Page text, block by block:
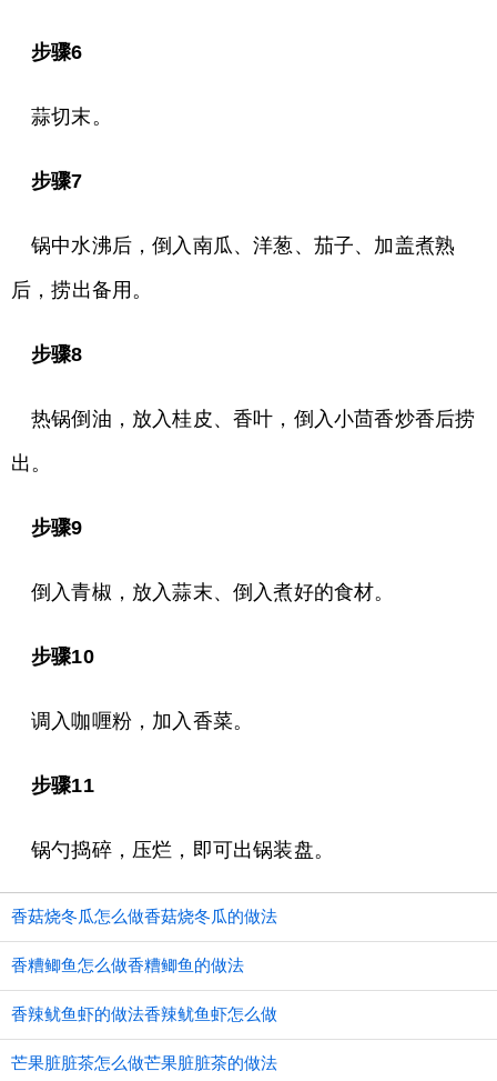
步骤6
蒜切末。
步骤7
锅中水沸后，倒入南瓜、洋葱、茄子、加盖煮熟
后，捞出备用。
步骤8
热锅倒油，放入桂皮、香叶，倒入小茴香炒香后捞
出。
步骤9
倒入青椒，放入蒜末、倒入煮好的食材。
步骤10
调入咖喱粉，加入香菜。
步骤11
锅勺捣碎，压烂，即可出锅装盘。
香菇烧冬瓜怎么做香菇烧冬瓜的做法
香糟鲫鱼怎么做香糟鲫鱼的做法
香辣鱿鱼虾的做法香辣鱿鱼虾怎么做
芒果脏脏茶怎么做芒果脏脏茶的做法